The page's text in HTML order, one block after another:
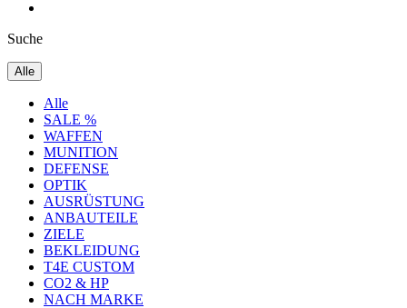
Suche
Alle
Alle
SALE %
WAFFEN
MUNITION
DEFENSE
OPTIK
AUSRÜSTUNG
ANBAUTEILE
ZIELE
BEKLEIDUNG
T4E CUSTOM
CO2 & HP
NACH MARKE